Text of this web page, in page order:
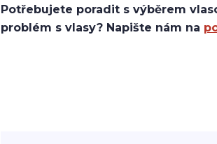
Potřebujete poradit s výběrem
problém s vlasy? Napište nám na